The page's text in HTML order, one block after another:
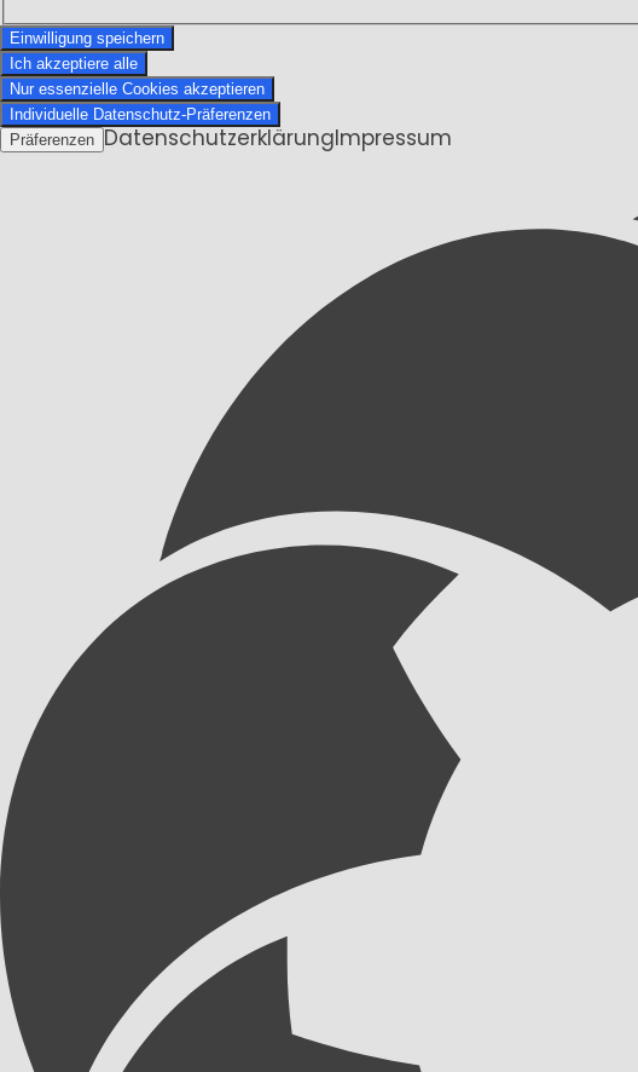
Einwilligung speichern
Ich akzeptiere alle
Nur essenzielle Cookies akzeptieren
Individuelle Datenschutz-Präferenzen
Präferenzen DatenschutzerklärungImpressum